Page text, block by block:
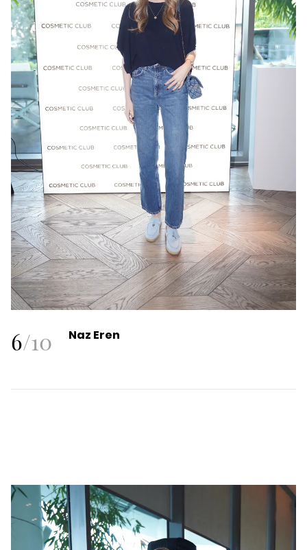
6/10 Naz Eren